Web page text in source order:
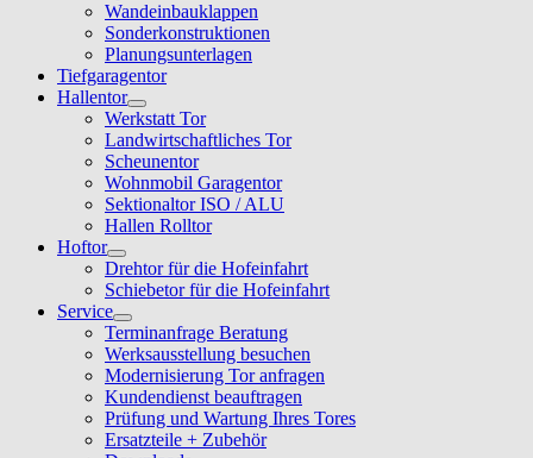
Wandeinbauklappen
Sonderkonstruktionen
Planungsunterlagen
Tiefgaragentor
Hallentor
Werkstatt Tor
Landwirtschaftliches Tor
Scheunentor
Wohnmobil Garagentor
Sektionaltor ISO / ALU
Hallen Rolltor
Hoftor
Drehtor für die Hofeinfahrt
Schiebetor für die Hofeinfahrt
Service
Terminanfrage Beratung
Werksausstellung besuchen
Modernisierung Tor anfragen
Kundendienst beauftragen
Prüfung und Wartung Ihres Tores
Ersatzteile + Zubehör